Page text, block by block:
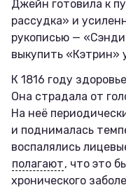
Джейн готовила к
рассудка» и
рукописью —
выкупить «Кэтрин»
К 1816 году
Она страдала от
На неё
и поднималась
воспалялись
полагают, что это
хронического